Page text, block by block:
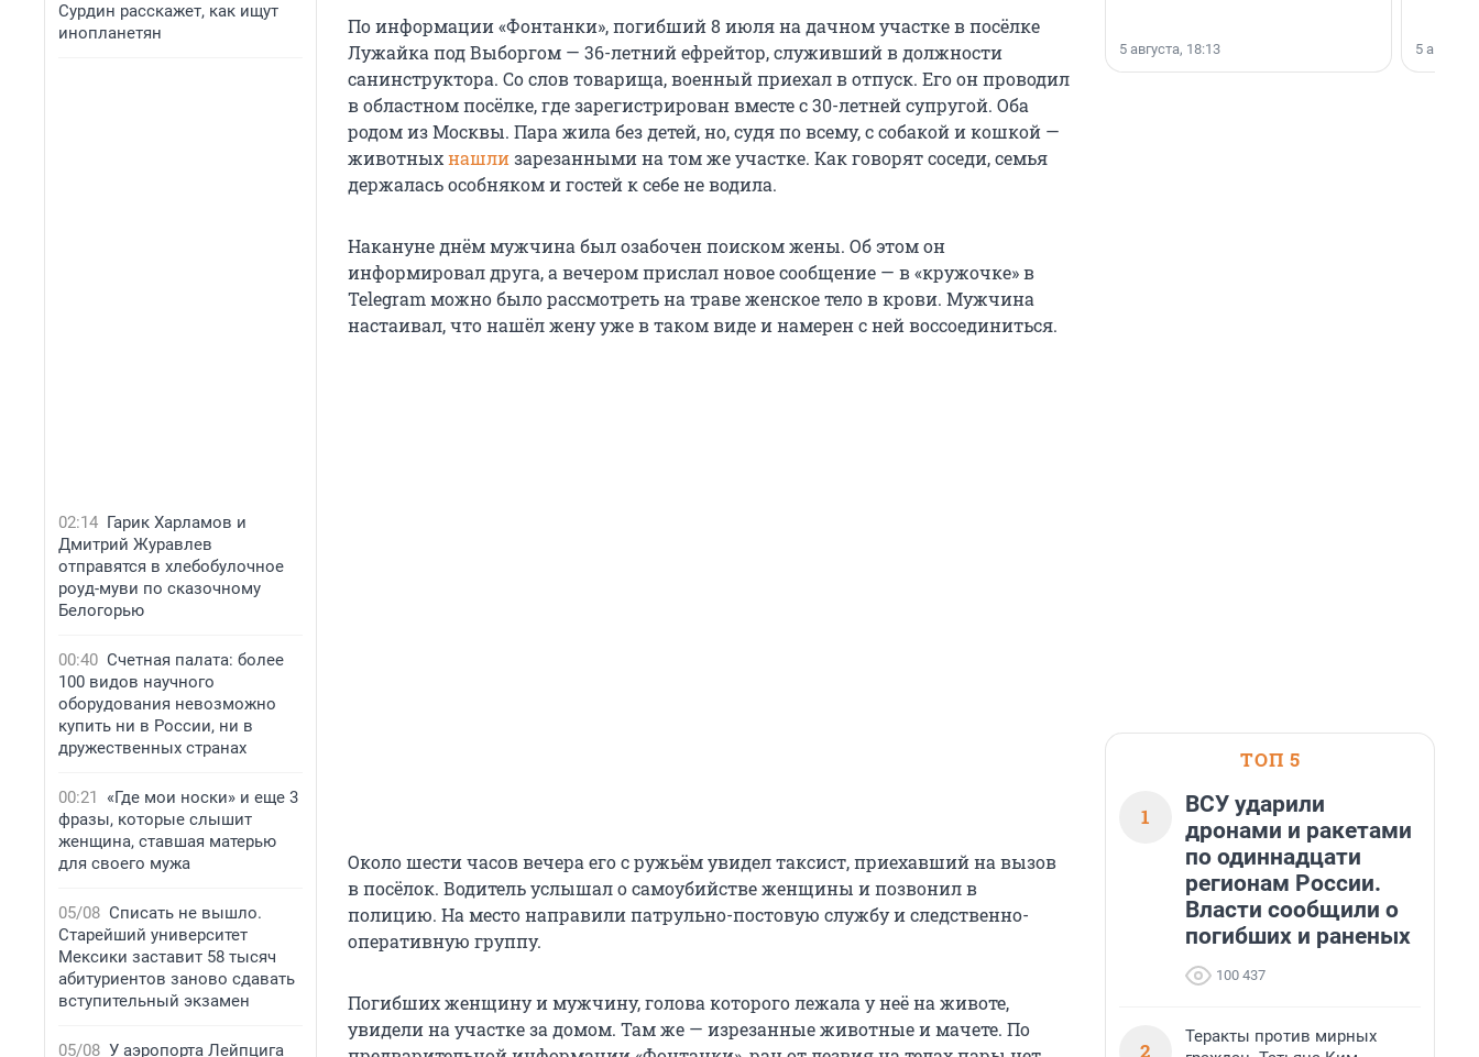
Сурдин расскажет, как ищут
инопланетян
02:14 Гарик Харламов и
Дмитрий Журавлев
отправятся в хлебобулочное
роуд-муви по сказочному
Белогорью
00:40 Счетная палата: более
100 видов научного
оборудования невозможно
купить ни в России, ни в
дружественных странах
00:21
«Где мои носки» и еще 3
фразы, которые слышит
женщина, ставшая матерью
для своего мужа
05/08 Списать не вышло.
Старейший университет
Мексики заставит 58 тысяч
абитуриентов заново сдавать
вступительный экзамен
05/08 У аэропорта Лейпцига
По информации «Фонтанки», погибший 8 июля на дачном участке в посёлке
Лужайка под Выборгом — 36-летний ефрейтор, служивший в должности
санинструктора. Со слов товарища, военный приехал в отпуск. Его он проводил
в областном посёлке, где зарегистрирован вместе с 30-летней супругой. Оба
родом из Москвы. Пара жила без детей, но, судя по всему, с собакой и кошкой —
животныхнашлизарезанными на том же участке. Как говорят соседи, семья
держалась особняком и гостей к себе не водила.
Накануне днём мужчина был озабочен поиском жены. Об этом он
информировал друга, а вечером прислал новое сообщение — в «кружочке» в
Telegram можно было рассмотреть на траве женское тело в крови. Мужчина
настаивал, что нашёл жену уже в таком виде и намерен с ней воссоединиться.
Около шести часов вечера его с ружьём увидел таксист, приехавший на вызов
в посёлок. Водитель услышал о самоубийстве женщины и позвонил в
полицию. На место направили патрульно-постовую службу и следственно-
оперативную группу.
Погибших женщину и мужчину, голова которого лежала у неё на животе,
увидели на участке за домом. Там же — изрезанные животные и мачете. По
5 августа, 18:13 5
ТОП 5
1
ВСУ ударили
дронами и ракетами
по одиннадцати
регионам России.
Власти сообщили о
погибших и раненых
100 437
2
Теракты против мирных